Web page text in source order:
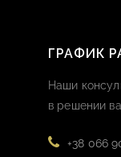
ГРАФИК
Наши
в решении
+38 066